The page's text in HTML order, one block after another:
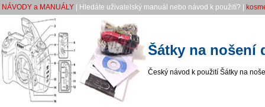
NÁVODY a MANUÁLY| Hledáte uživatelský manuál nebo návod k použití? |
Šátky na nošení
Český návod k použití Šátky na